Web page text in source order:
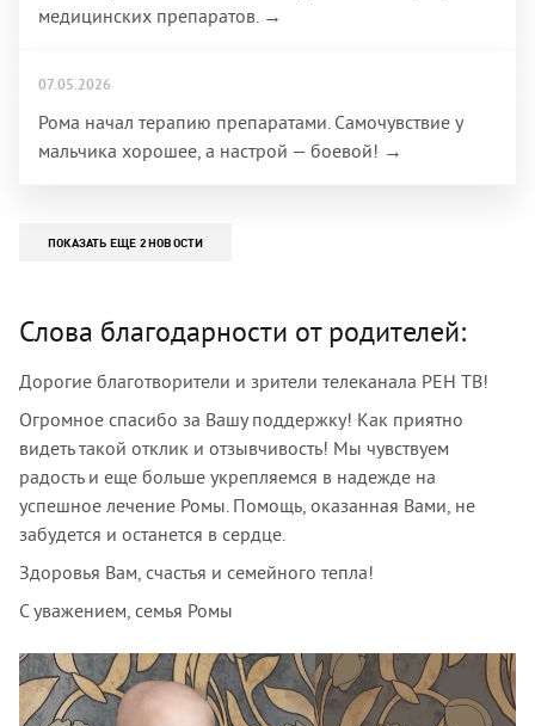
медицинских препаратов. →
07.05.2026
Рома начал терапию препаратами. Самочувствие у
мальчика хорошее, а настрой — боевой! →
ПОКАЗАТЬ ЕЩЕ 2 НОВОСТИ
Слова благодарности от родителей:
Дорогие благотворители и зрители телеканала РЕН ТВ!
Огромное спасибо за Вашу поддержку! Как приятно
видеть такой отклик и отзывчивость! Мы чувствуем
радость и еще больше укрепляемся в надежде на
успешное лечение Ромы. Помощь, оказанная Вами, не
забудется и останется в сердце.
Здоровья Вам, счастья и семейного тепла!
С уважением, семья Ромы